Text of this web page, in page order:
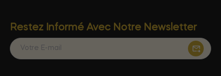
Restez Informé Avec Notre Newsletter